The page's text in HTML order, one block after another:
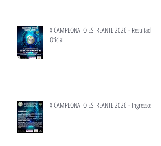
X CAMPEONATO ESTREANTE 2026 - Resultado
Oficial
X CAMPEONATO ESTREANTE 2026 - Ingressos